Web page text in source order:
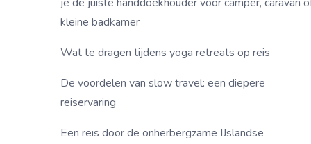
kleine badkamer
Wat te dragen tijdens yoga retreats op reis
De voordelen van slow travel: een diepere
reiservaring
Een reis door de onherbergzame IJslandse